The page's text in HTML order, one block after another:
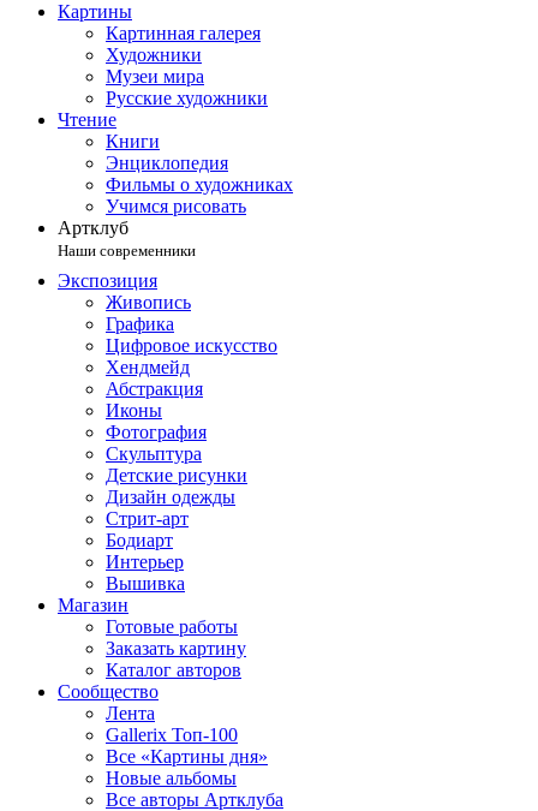
Картины
Картинная галерея
Художники
Музеи мира
Русские художники
Чтение
Книги
Энциклопедия
Фильмы о художниках
Учимся рисовать
Артклуб
Наши современники
Экспозиция
Живопись
Графика
Цифровое искусство
Хендмейд
Абстракция
Иконы
Фотография
Скульптура
Детские рисунки
Дизайн одежды
Стрит-арт
Бодиарт
Интерьер
Вышивка
Магазин
Готовые работы
Заказать картину
Каталог авторов
Сообщество
Лента
Gallerix Топ-100
Все «Картины дня»
Новые альбомы
Все авторы Артклуба